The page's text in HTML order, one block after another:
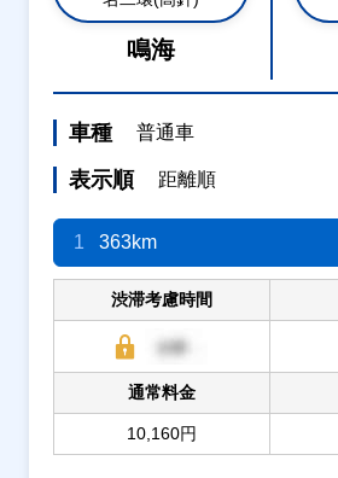
鳴海
車種 普通車
表示順 距離順
1 363km
渋滞考慮時間
通常料金
10,160円